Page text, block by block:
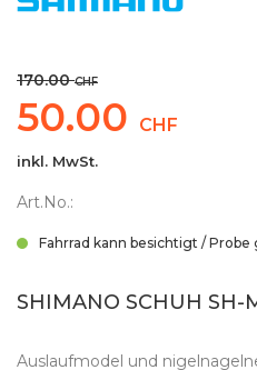
170.00 CHF
50.00 CHF
inkl. MwSt.
Art.No.:
Fahrrad kann besichtigt /
SHIMANO SCHUH SH-
Auslaufmodel und